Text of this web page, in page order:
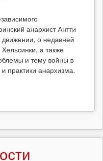
анархист Антти
о недавней
а также
и тему войны в
практики анархизма.